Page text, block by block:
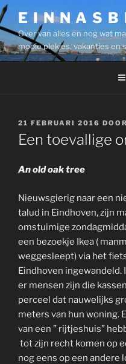
Ga
naar
de
inhoud
E I N N A S B
Over van alles en nog wat
mooie plekjes, vakanties en
GEPLAATST
OP
21 FEBRUARI 2016 DOOR
Een toevallige
An old oak tree
Nieuwsgierig naar een
talud in Eindhoven, zijn
omstuimige
een bezoekje Ikea (
weggesleept) via het
Eindhoven
er mensen zijn die
perceel dat nauwelijks
meters van hun woning.
van een ” rijtjeshuis”
tot zijn recht komen op
nog eens op een andere